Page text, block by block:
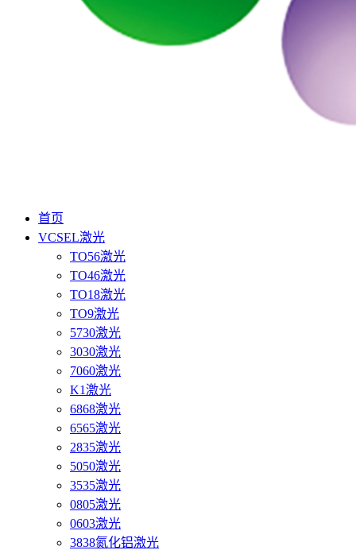
首页
VCSEL激光
TO56激光
TO46激光
TO18激光
TO9激光
5730激光
3030激光
7060激光
K1激光
6868激光
6565激光
2835激光
5050激光
3535激光
0805激光
0603激光
3838氮化铝激光